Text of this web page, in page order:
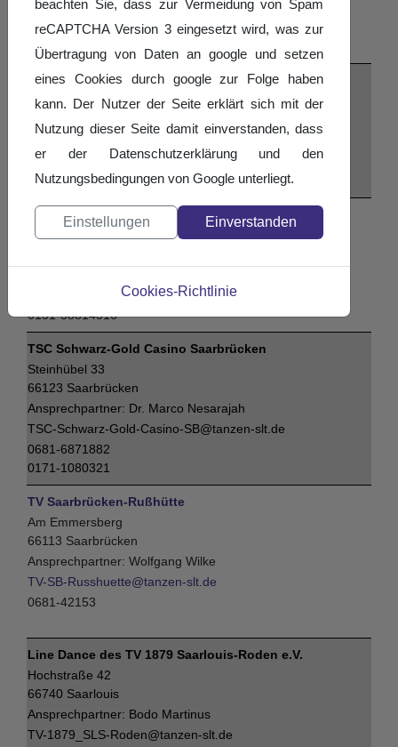
Saar05-Tanzsport@tanzen.slt.de
0681-59590752
0176-40432276
Tanzsport-Gesellschaft Grün-Gold Saarbrücken
Birkenferder Straße 5
TG-Gruen-Gold-SB@tanzen-slt.de
0160-96462679
TSA Fortuna des ATSV Saarbrücken
Lulustein 5-9
TSA-Fortuna-ATSV-SB@tanzen-slt.de
0151-58814316
TSC Schwarz-Gold Casino Saarbrücken
Steinhübel 33
66123 Saarbrücken
Dr. Marco Nesarajah
TSC-Schwarz-Gold-Casino-SB@tanzen-slt.de
0681-6871882
0171-1080321
TV Saarbrücken-Rußhütte
Am Emmersberg
66113 Saarbrücken
Wolfgang Wilke
TV-SB-Russhuette@tanzen-slt.de
0681-42153
Line Dance des TV 1879 Saarlouis-Roden e.V.
Hochstraße 42
66740 Saarlouis
Bodo Martinus
TV-1879_SLS-Roden@tanzen-slt.de
beachten Sie, dass zur Vermeidung von Spam
reCAPTCHA Version 3 eingesetzt wird, was zur
Übertragung von Daten an google und setzen
eines Cookies durch google zur Folge haben
kann. Der Nutzer der Seite erklärt sich mit der
Nutzung dieser Seite damit einverstanden, dass
er der Datenschutzerklärung und den
Nutzungsbedingungen von Google unterliegt.
Einstellungen Einverstanden
Cookies-Richtlinie